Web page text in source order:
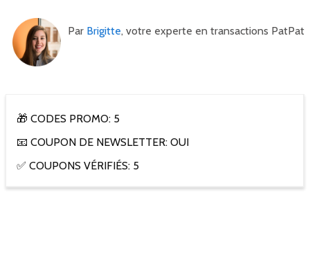
Par Brigitte, votre experte en transactions PatPat
🎁 CODES PROMO: 5
📧 COUPON DE NEWSLETTER: OUI
✅ COUPONS VÉRIFIÉS: 5